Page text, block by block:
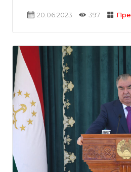
20.06.2023 397